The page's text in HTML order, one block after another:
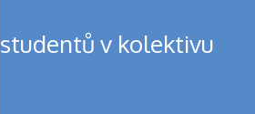
studentů v kolektivu